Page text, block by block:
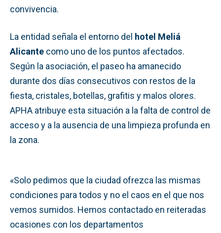
convivencia.
La entidad señala el entorno del hotel Meliá
Alicante como uno de los puntos afectados.
Según la asociación, el paseo ha amanecido
durante dos días consecutivos con restos de la
fiesta, cristales, botellas, grafitis y malos olores.
APHA atribuye esta situación a la falta de control de
acceso y a la ausencia de una limpieza profunda en
la zona.
«Solo pedimos que la ciudad ofrezca las mismas
condiciones para todos y no el caos en el que nos
vemos sumidos. Hemos contactado en reiteradas
ocasiones con los departamentos